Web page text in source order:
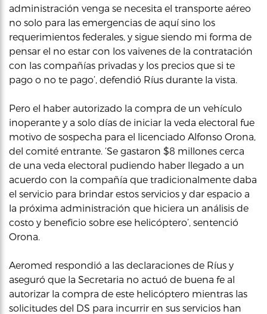
administración venga se necesita el transporte aéreo
no solo para las emergencias de aquí sino los
requerimientos federales, y sigue siendo mi forma de
pensar el no estar con los vaivenes de la contratación
con las compañías privadas y los precios que si te
pago o no te pago’, defendió Ríus durante la vista.
Pero el haber autorizado la compra de un vehículo
inoperante y a solo días de iniciar la veda electoral fue
motivo de sospecha para el licenciado Alfonso Orona,
del comité entrante. ‘Se gastaron $8 millones cerca
de una veda electoral pudiendo haber llegado a un
acuerdo con la compañía que tradicionalmente daba
el servicio para brindar estos servicios y dar espacio a
la próxima administración que hiciera un análisis de
costo y beneficio sobre ese helicóptero’, sentenció
Orona.
Aeromed respondió a las declaraciones de Ríus y
aseguró que la Secretaria no actuó de buena fe al
autorizar la compra de este helicóptero mientras las
solicitudes del DS para incurrir en sus servicios han